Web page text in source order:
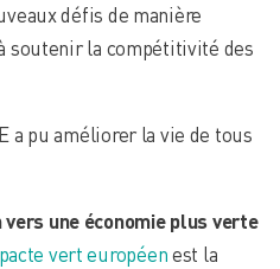
défis de manière
soutenir la compétitivité des
a pu améliorer la vie de tous
une économie plus verte
pacte vert européenest la